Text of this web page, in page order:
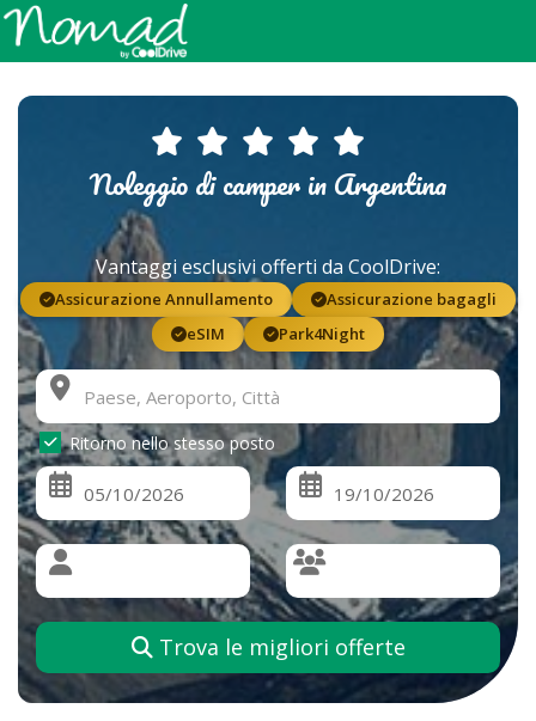
Noleggio di camper in Argentina
Vantaggi esclusivi offerti da CoolDrive:
Assicurazione Annullamento
Assicurazione bagagli
eSIM
Park4Night
Ritorno nello stesso posto
Trova le migliori offerte